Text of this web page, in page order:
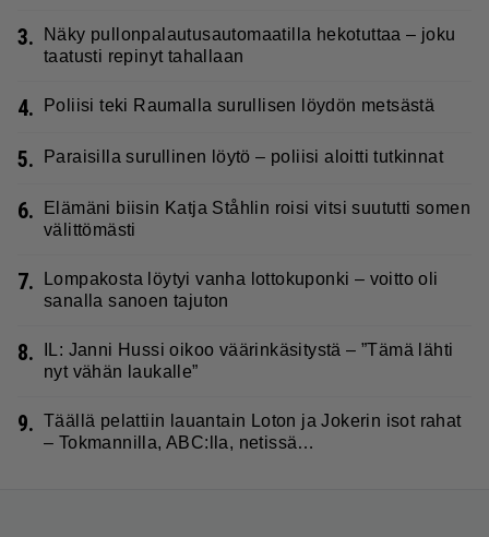
3.
Näky pullonpalautusautomaatilla hekotuttaa – joku
taatusti repinyt tahallaan
4. Poliisi teki Raumalla surullisen löydön metsästä
5. Paraisilla surullinen löytö – poliisi aloitti tutkinnat
6.
Elämäni biisin Katja Ståhlin roisi vitsi suututti somen
välittömästi
7.
Lompakosta löytyi vanha lottokuponki – voitto oli
sanalla sanoen tajuton
8.
IL: Janni Hussi oikoo väärinkäsitystä – ”Tämä lähti
nyt vähän laukalle”
9. Täällä pelattiin lauantain Loton ja Jokerin isot rahat
– Tokmannilla, ABC:lla, netissä…